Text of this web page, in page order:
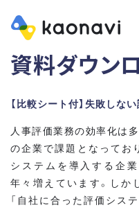
資料ダウン
【比較シート付】失敗しな
人事評価業務の効率化は多
の企業で課題となってお
システムを導入する企業
年々増えています。しか
「自社に合った評価シス